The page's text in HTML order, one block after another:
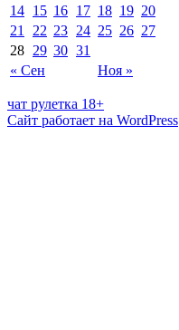
« Сен Ноя »
14 15 16 17 18 19 20
21
22 23 24 25 26 27
28 29 30 31
чат рулетка 18+
Сайт работает на WordPress